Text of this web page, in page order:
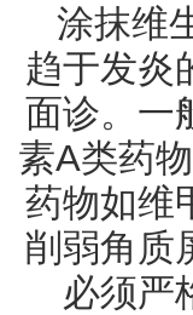
涂抹维
趋于发炎
面诊。一
素A类药
药物如维
削弱角质
必须严